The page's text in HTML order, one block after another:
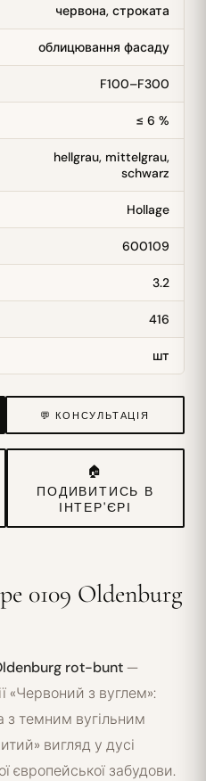
червона, строката
облицювання фасаду
F100–F300
≤ 6 %
hellgrau, mittelgrau,
schwarz
Hollage
600109
3.2
416
шт
💬 КОНСУЛЬТАЦІЯ
🏠
ПОДИВИТИСЬ В
ІНТЕР'ЄРІ
0109 Oldenburg
rot-bunt—
«Червоний з вуглем»:
з темним вугільним
вигляд у дусі
європейської забудови.